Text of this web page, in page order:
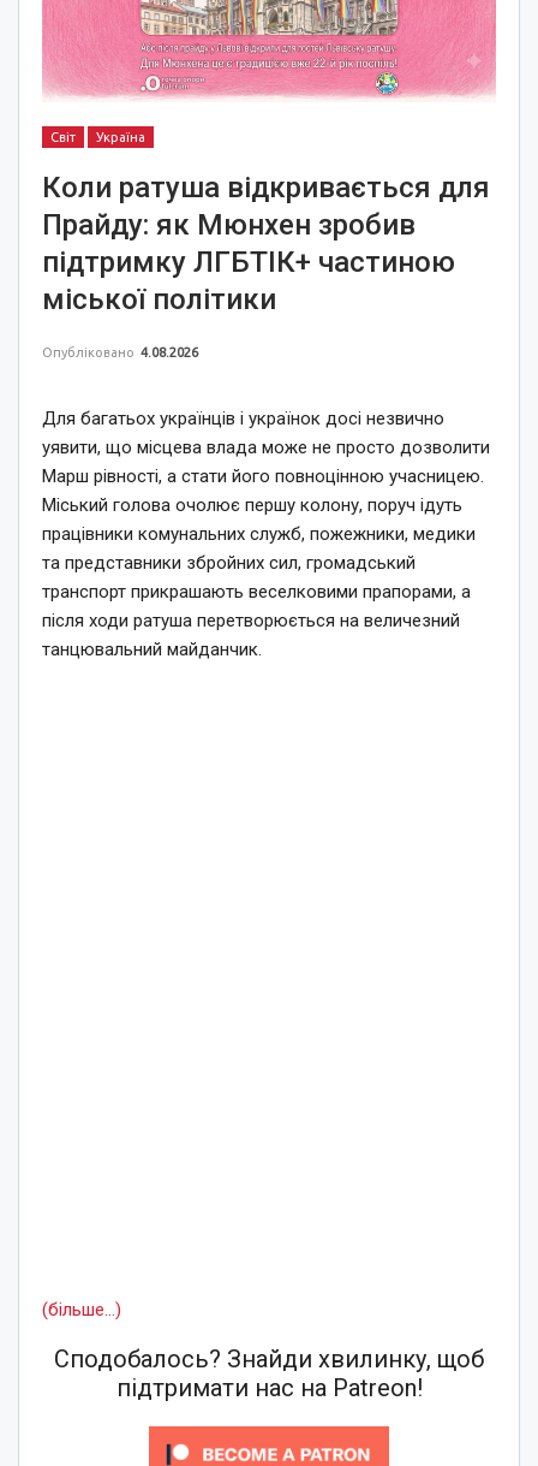
Світ Україна
Коли ратуша відкривається для
Прайду: як Мюнхен зробив
підтримку ЛГБТІК+ частиною
міської політики
Опубліковано 4.08.2026
Для багатьох українців і українок досі незвично
уявити, що місцева влада може не просто дозволити
Марш рівності, а стати його повноцінною учасницею.
Міський голова очолює першу колону, поруч ідуть
працівники комунальних служб, пожежники, медики
та представники збройних сил, громадський
транспорт прикрашають веселковими прапорами, а
після ходи ратуша перетворюється на величезний
танцювальний майданчик.
(більше…)
Сподобалось? Знайди хвилинку, щоб
підтримати нас на Patreon!